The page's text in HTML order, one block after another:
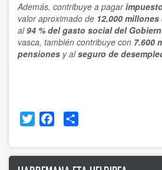
Además, contribuye a pagar
valor aproximado de 12.000 millones
al94 % del gasto social del
vasca, también contribuye con 7.600
pensiones y alseguro de
Twitter Facebook